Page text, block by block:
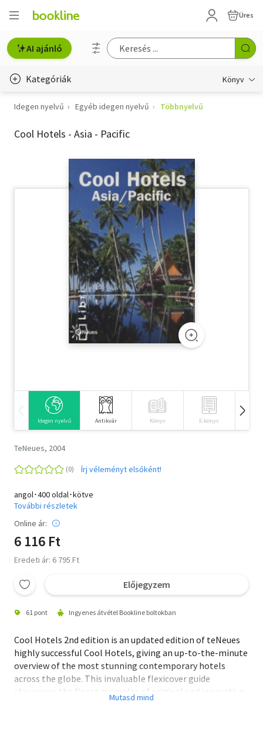
Üres
AI ajánló
Kategóriák Könyv
Életmód, egészség
Erotika
Gyermek- és ifjúsági
Hobbi, szabadidő
Szótár, nyelvkönyv
Tankönyv, segédkönyv
Társadalomtudomány
Idegen nyelvű Egyéb idegen nyelvű Többnyelvű
Cool Hotels - Asia - Pacific
Idegen nyelvű Antikvár Könyv E-könyv
TeNeues, 2004
Írj véleményt elsőként!
angol･400 oldal･kötve
További részletek
Online ár:
6 116 Ft
Eredeti ár: 6 795 Ft
Előjegyzem
61 pont Ingyenes átvétel Bookline boltokban
Cool Hotels 2nd edition is an updated edition of teNeues
highly successful Cool Hotels, giving an up-to-the-minute
overview of the most stunning contemporary hotels
across the globe. This invaluable flexicover guide
showcases the finest examples of original and innovative